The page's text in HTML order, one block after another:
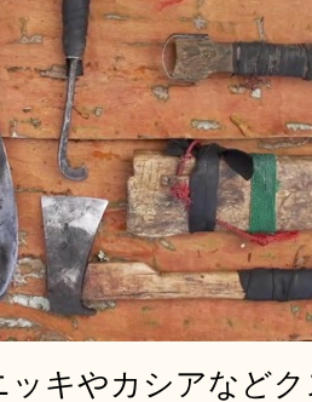
ッキやカシアなど